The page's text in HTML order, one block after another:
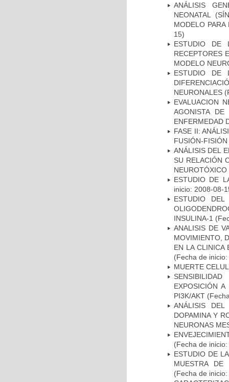
ANÁLISIS
NEONATAL
MODELO
15)
ESTUDIO DE
RECEPTORES
MODELO
ESTUDIO DE
NEURONALES
EVALUACION
AGONISTA
ENFERMEDAD
FASE II:
FUSIÓN-
ANÁLISIS DEL
SU RELACIÓN
NEUROTÓXICO
ESTUDIO DE
inicio: 2008-08-
ESTUDIO
INSULINA-1
ANALISIS DE
MOVIMIENTO,
EN LA CLINICA
(Fecha de
MUERTE
EXPOSICIÓN
PI3K/AKT
ANÁLISIS
DOPAMINA Y
NEURONAS
(Fecha de
ESTUDIO DE
MUESTRA DE
(Fecha de